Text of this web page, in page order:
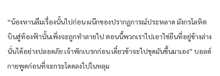
“น้องหานลืมเรื่องนั้นไปก่อน ผนึกของปรากฏการณ์ประหลาด มังกรโลหิต
บินสู่ท้องฟ้านั้นเพิ่งจะถูกทําลายไป ตอนนี้พวกเราไปเอาไข่ยีนที่อยู่ข้างล่าง
นั่นได้อย่างปลอดภัย เจ้าพักเบรกก่อน เดี๋ยวข้าจะไปขุดมันขึ้นมาเอง” บอลด์
กายพูดก่อนที่จะกระโดดลงไปในหลุม